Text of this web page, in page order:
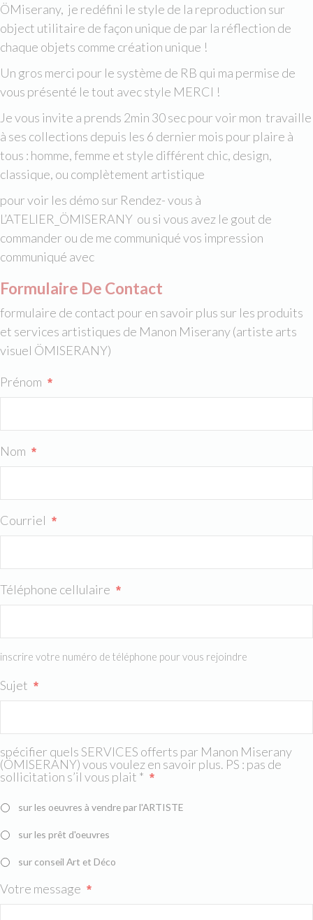
ÖMiserany, je redéfini le style de la reproduction sur
object utilitaire de façon unique de par la réflection de
chaque objets comme création unique !
Un gros merci pour le système de RB qui ma permise de
vous présenté le tout avec style MERCI !
Je vous invite a prends 2min 30 sec pour voir mon travaille
à ses collections depuis les 6 dernier mois pour plaire à
tous : homme, femme et style différent chic, design,
classique, ou complètement artistique
pour voir les démo sur Rendez- vous à
L’ATELIER_ÖMISERANY ou si vous avez le gout de
commander ou de me communiqué vos impression
communiqué avec
Formulaire De Contact
formulaire de contact pour en savoir plus sur les produits
et services artistiques de Manon Miserany (artiste arts
visuel ÖMISERANY)
Prénom *
Nom *
Courriel *
Téléphone cellulaire *
inscrire votre numéro de téléphone pour vous rejoindre
Sujet *
spécifier quels SERVICES offerts par Manon Miserany
(ÖMISERANY) vous voulez en savoir plus. PS : pas de
sollicitation s’il vous plait * *
sur les oeuvres à vendre par l'ARTISTE
sur les prêt d'oeuvres
sur conseil Art et Déco
Votre message *